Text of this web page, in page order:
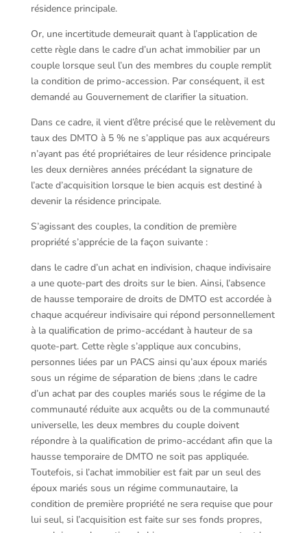
résidence principale.
Or, une incertitude demeurait quant à l’application de
cette règle dans le cadre d’un achat immobilier par un
couple lorsque seul l’un des membres du couple remplit
la condition de primo-accession. Par conséquent, il est
demandé au Gouvernement de clarifier la situation.
Dans ce cadre, il vient d’être précisé que le relèvement du
taux des DMTO à 5 % ne s’applique pas aux acquéreurs
n’ayant pas été propriétaires de leur résidence principale
les deux dernières années précédant la signature de
l’acte d’acquisition lorsque le bien acquis est destiné à
devenir la résidence principale.
S’agissant des couples, la condition de première
propriété s’apprécie de la façon suivante :
dans le cadre d’un achat en indivision, chaque indivisaire
a une quote-part des droits sur le bien. Ainsi, l’absence
de hausse temporaire de droits de DMTO est accordée à
chaque acquéreur indivisaire qui répond personnellement
à la qualification de primo-accédant à hauteur de sa
quote-part. Cette règle s’applique aux concubins,
personnes liées par un PACS ainsi qu’aux époux mariés
sous un régime de séparation de biens ;dans le cadre
d’un achat par des couples mariés sous le régime de la
communauté réduite aux acquêts ou de la communauté
universelle, les deux membres du couple doivent
répondre à la qualification de primo-accédant afin que la
hausse temporaire de DMTO ne soit pas appliquée.
Toutefois, si l’achat immobilier est fait par un seul des
époux mariés sous un régime communautaire, la
condition de première propriété ne sera requise que pour
lui seul, si l’acquisition est faite sur ses fonds propres,